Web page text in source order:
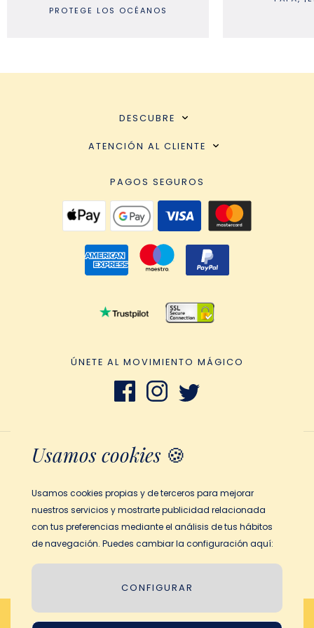
PROTEGE LOS OCÉANOS
DESCUBRE
ATENCIÓN AL CLIENTE
PAGOS SEGUROS
ÚNETE AL MOVIMIENTO MÁGICO
Términos y Condiciones
Aviso Legal
Política de Cookies
© 2026 My Magic Story
Usamos cookies 🍪
Usamos cookies propias y de terceros para mejorar
nuestros servicios y mostrarte publicidad relacionada
con tus preferencias mediante el análisis de tus hábitos
de navegación. Puedes cambiar la configuración aquí:
CONFIGURAR